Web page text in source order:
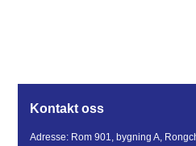
Kontakt oss
Adresse: Rom 901, bygning A,